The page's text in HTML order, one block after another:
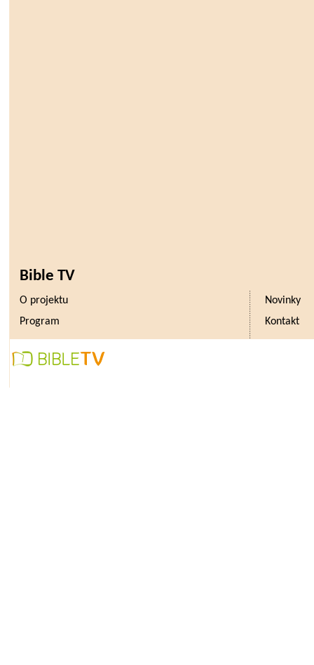
Bible TV
O projektu
Novinky
Program
Kontakt